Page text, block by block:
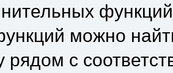
можно
рядом с